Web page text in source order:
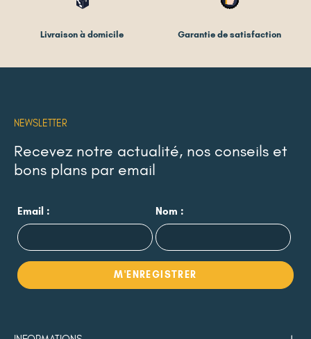
Livraison à domicile Garantie de satisfaction
NEWSLETTER
Recevez notre actualité, nos conseils et
bons plans par email
Email : Nom :